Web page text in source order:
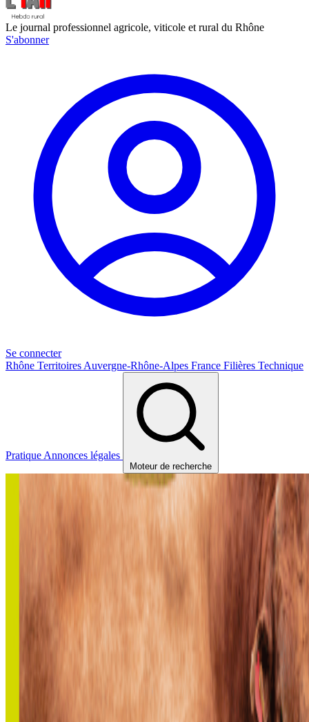
Le journal professionnel agricole, viticole et rural du Rhône
S'abonner
Se connecter
Rhône Territoires Auvergne-Rhône-Alpes France Filières Technique
Pratique Annonces légales
Moteur de recherche